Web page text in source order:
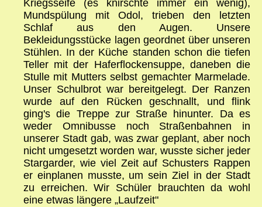
Kriegsseife (es knirschte immer ein wenig),
Mundspülung mit Odol, trieben den letzten
Schlaf aus den Augen. Unsere
Bekleidungsstücke lagen geordnet über unseren
Stühlen. In der Küche standen schon die tiefen
Teller mit der Haferflockensuppe, daneben die
Stulle mit Mutters selbst gemachter Marmelade.
Unser Schulbrot war bereitgelegt. Der Ranzen
wurde auf den Rücken geschnallt, und flink
ging's die Treppe zur Straße hinunter. Da es
weder Omnibusse noch Straßenbahnen in
unserer Stadt gab, was zwar geplant, aber noch
nicht umgesetzt worden war, wusste sicher jeder
Stargarder, wie viel Zeit auf Schusters Rappen
er einplanen musste, um sein Ziel in der Stadt
zu erreichen. Wir Schüler brauchten da wohl
eine etwas längere „Laufzeit"